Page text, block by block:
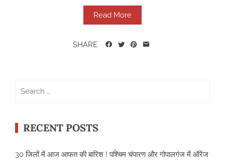
Read More
SHARE
RECENT POSTS
30 जिलों में आज आफत की बारिश ! पश्चिम चंपारण और गोपालगंज में ऑरेंज